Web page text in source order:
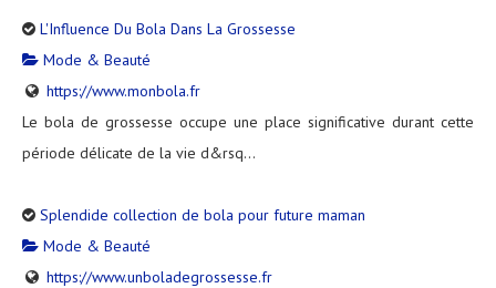
L'Influence Du Bola Dans La Grossesse
Mode & Beauté
https://www.monbola.fr
Le bola de grossesse occupe une place significative durant cette
période délicate de la vie d&rsq...
Splendide collection de bola pour future maman
Mode & Beauté
https://www.unboladegrossesse.fr